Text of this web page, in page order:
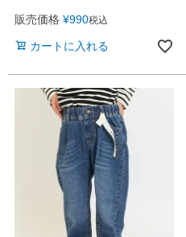
販売価格 ¥990税込
カートに入れる